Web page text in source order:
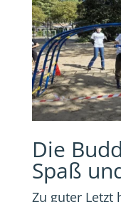
Die
Spaß
Zu guter Letzt